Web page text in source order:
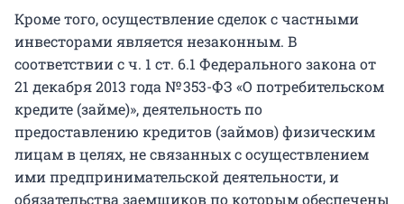
Кроме того, осуществление сделок с частными
инвесторами является незаконным. В
соответствии с ч. 1 ст. 6.1 Федерального закона от
21 декабря 2013 года № 353-ФЗ «О потребительском
кредите (займе)», деятельность по
предоставлению кредитов (займов) физическим
лицам в целях, не связанных с осуществлением
ими предпринимательской деятельности, и
обязательства заемщиков по которым обеспечены